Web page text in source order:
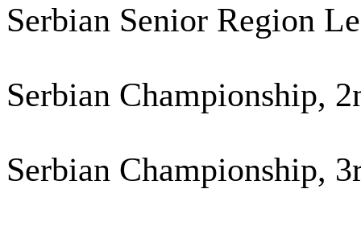
Serbian Senior Region
Serbian Championship,
Serbian Championship,